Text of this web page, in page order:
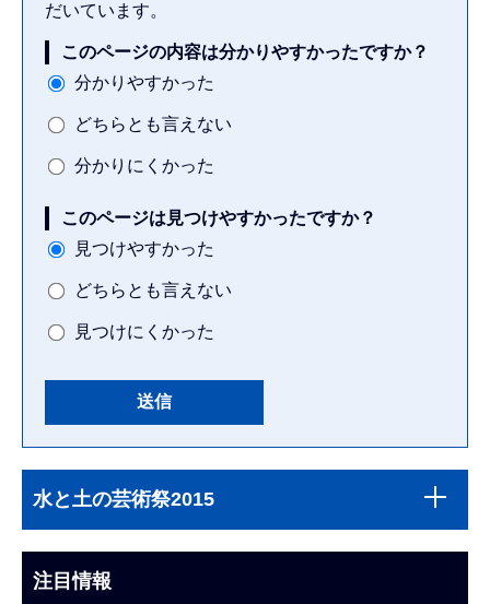
だいています。
このページの内容は分かりやすかったですか？
分かりやすかった
どちらとも言えない
分かりにくかった
このページは見つけやすかったですか？
見つけやすかった
どちらとも言えない
見つけにくかった
文
こ
ま
ビ
水と土の芸術祭2015
注目情報